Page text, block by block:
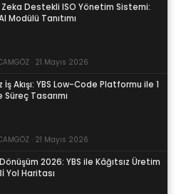
Destekli ISO Yönetim Sistemi:
Modülü Tanıtımı
· 21 Mayıs 2026
İş Akışı: YBS Low-Code Platformu ile 1
Tasarımı
· 21 Mayıs 2026
2026: YBS ile Kâğıtsız Üretim
Yol Haritası